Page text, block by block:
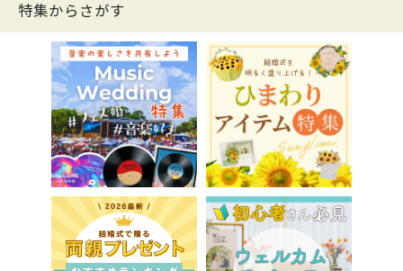
特集からさがす